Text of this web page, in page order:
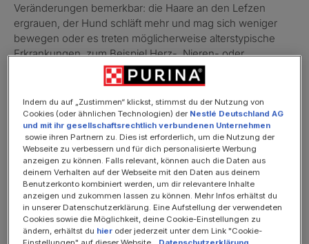
Veränderungen bemerkbar: die Haare an den Lefzen
ergrauen, der Hund schläft mehr und mag sich weniger
bewegen oder es treten möglicherweise alterstypische
Erkrankungen, zum Beispiel Herz-, Nieren- oder
Gelenkerkrankungen, auf. Was viele nicht wissen: Auch
das Gehirn von Hunden altert. Ähnlich wie beim alternden
Menschen, können Denkleistung(Kognition)und
Erinnerungsvermögen abnehmen und
Verhaltensänderungen auftreten.
Hunde mit Demenz: Gibt es das?
Bis zu einem gewissen Grad kann es ganz normal sein,
Indem du auf „Zustimmen“ klickst, stimmst du der Nutzung von
Cookies (oder ähnlichen Technologien) der Nestlé Deutschland AG
und mit ihr gesellschaftsrechtlich verbundenen Unternehmen
sowie ihren Partnern zu. Dies ist erforderlich, um die Nutzung der
Webseite zu verbessern und für dich personalisierte Werbung
anzeigen zu können. Falls relevant, können auch die Daten aus
deinem Verhalten auf der Webseite mit den Daten aus deinem
Benutzerkonto kombiniert werden, um dir relevantere Inhalte
anzeigen und zukommen lassen zu können. Mehr Infos erhältst du
in unserer Datenschutzerklärung. Eine Aufstellung der verwendeten
Cookies sowie die Möglichkeit, deine Cookie-Einstellungen zu
ändern, erhältst du hier oder jederzeit unter dem Link "Cookie-